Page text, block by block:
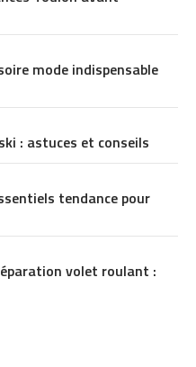
mode indispensable
: astuces et conseils
tendance pour
volet roulant :